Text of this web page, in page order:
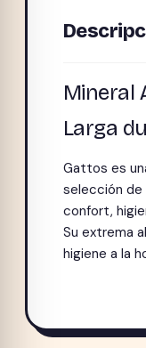
Mineral
Larga
Gattos es
selección de
confort,
Su extrema
higiene a la